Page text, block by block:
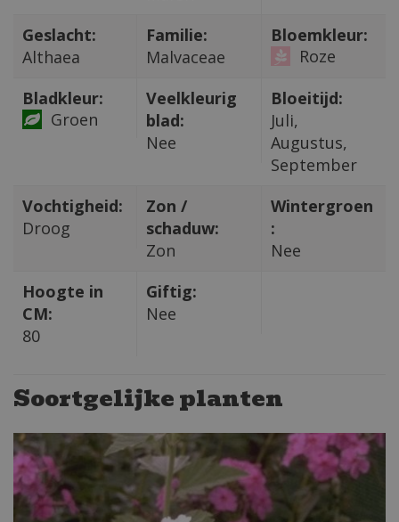
Geslacht:
Althaea
Familie:
Malvaceae
Bloemkleur:
Roze
Bladkleur:
Groen
Veelkleurig
blad:
Nee
Bloeitijd:
Juli,
Augustus,
September
Vochtigheid:
Droog
Zon /
schaduw:
Zon
Wintergroen
:
Nee
Hoogte in
CM:
80
Giftig:
Nee
Soortgelijke planten